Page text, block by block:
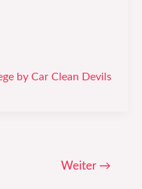
by Car Clean Devils
Weiter →